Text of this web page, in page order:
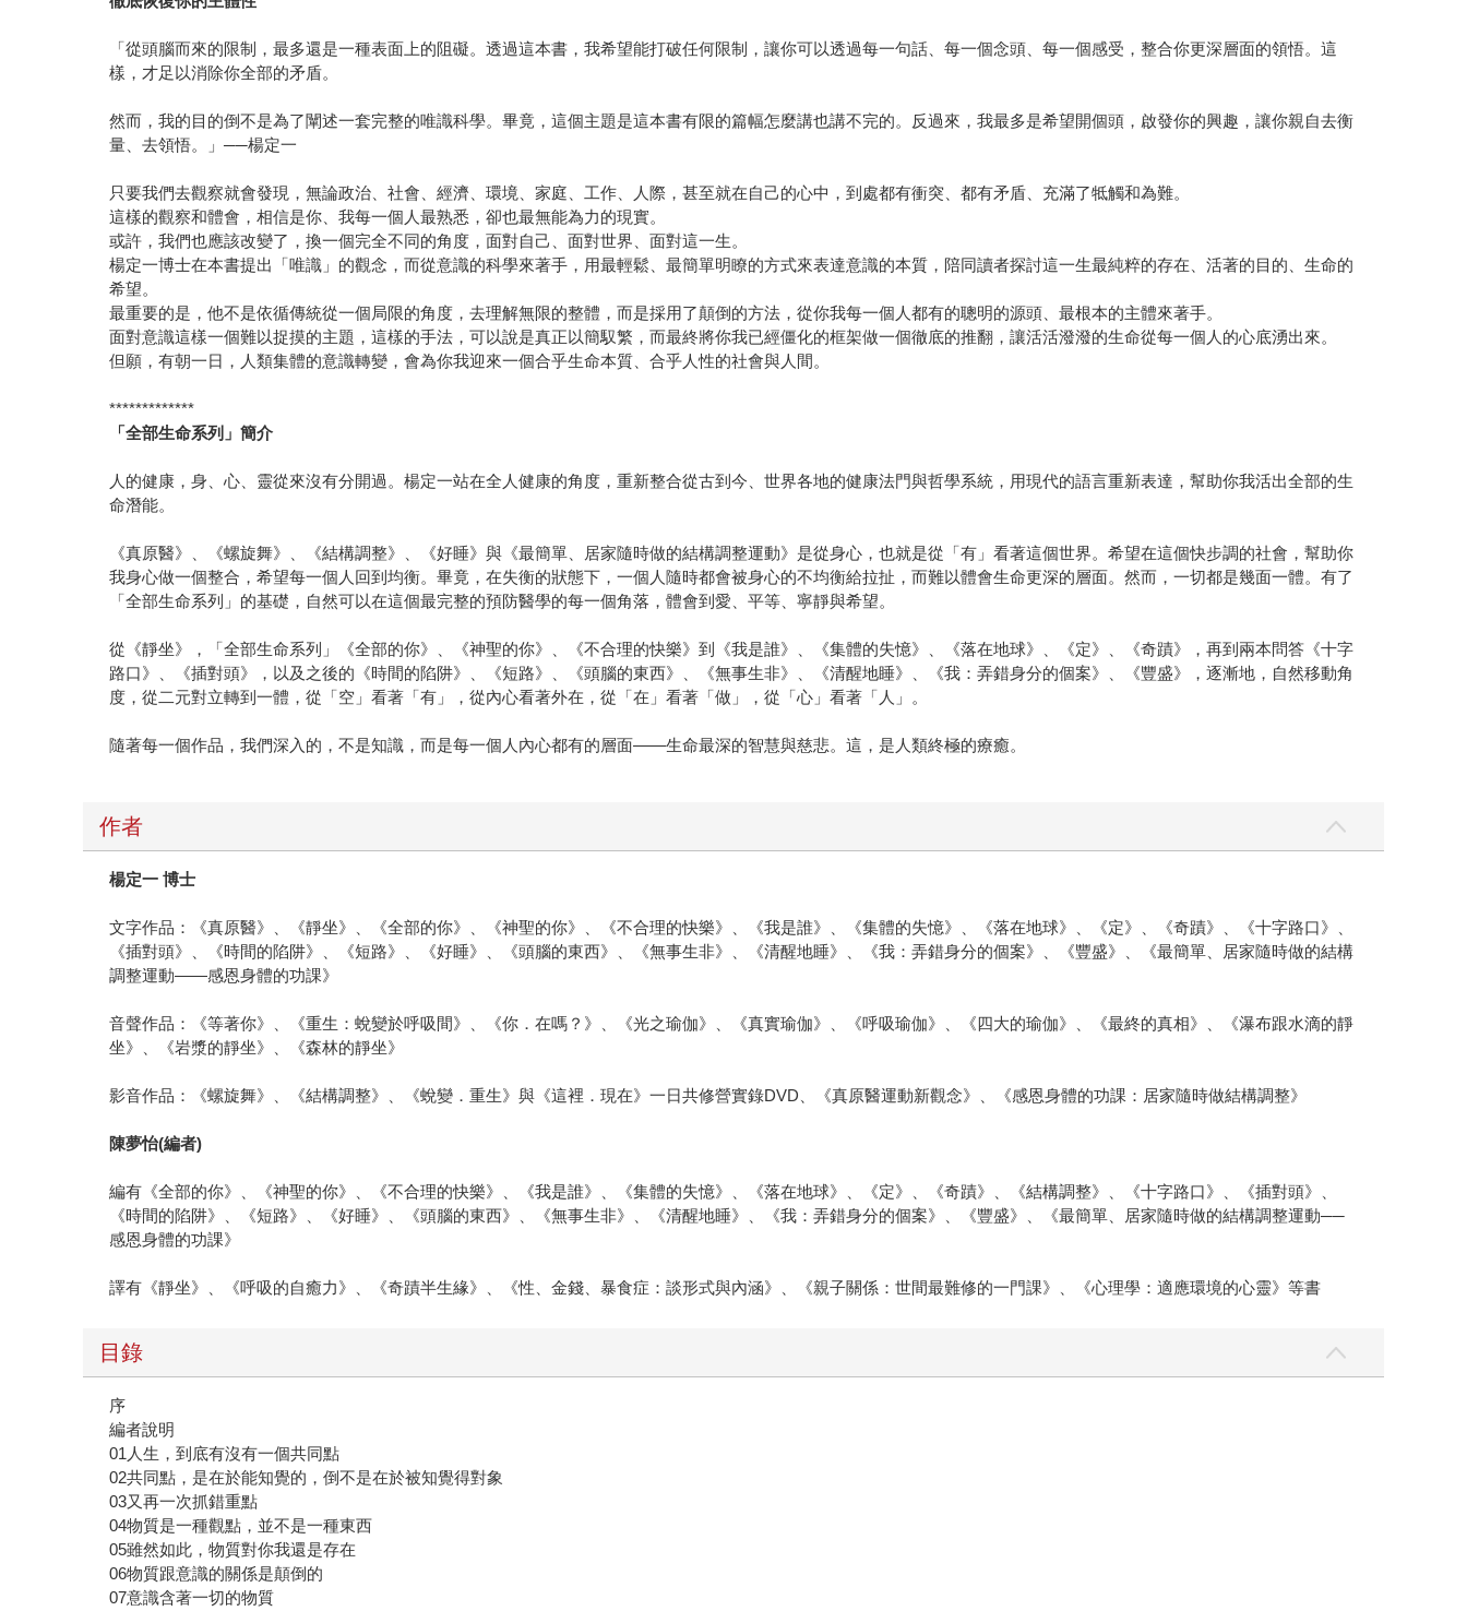
「從頭腦而來的限制，最多還是一種表面上的阻礙。透過這本書，我希望能打破任何限制，讓你可以透過每一句話、每一個念頭、每一個感受，整合你更深層面的領悟。這
樣，才足以消除你全部的矛盾。
然而，我的目的倒不是為了闡述一套完整的唯識科學。畢竟，這個主題是這本書有限的篇幅怎麼講也講不完的。反過來，我最多是希望開個頭，啟發你的興趣，讓你親自去衡
量、去領悟。」──楊定一
只要我們去觀察就會發現，無論政治、社會、經濟、環境、家庭、工作、人際，甚至就在自己的心中，到處都有衝突、都有矛盾、充滿了牴觸和為難。
這樣的觀察和體會，相信是你、我每一個人最熟悉，卻也最無能為力的現實。
或許，我們也應該改變了，換一個完全不同的角度，面對自己、面對世界、面對這一生。
楊定一博士在本書提出「唯識」的觀念，而從意識的科學來著手，用最輕鬆、最簡單明瞭的方式來表達意識的本質，陪同讀者探討這一生最純粹的存在、活著的目的、生命的
希望。
最重要的是，他不是依循傳統從一個局限的角度，去理解無限的整體，而是採用了顛倒的方法，從你我每一個人都有的聰明的源頭、最根本的主體來著手。
面對意識這樣一個難以捉摸的主題，這樣的手法，可以說是真正以簡馭繁，而最終將你我已經僵化的框架做一個徹底的推翻，讓活活潑潑的生命從每一個人的心底湧出來。
但願，有朝一日，人類集體的意識轉變，會為你我迎來一個合乎生命本質、合乎人性的社會與人間。
*************
「全部生命系列」簡介
人的健康，身、心、靈從來沒有分開過。楊定一站在全人健康的角度，重新整合從古到今、世界各地的健康法門與哲學系統，用現代的語言重新表達，幫助你我活出全部的生
命潛能。
《真原醫》、《螺旋舞》、《結構調整》、《好睡》與《最簡單、居家隨時做的結構調整運動》是從身心，也就是從「有」看著這個世界。希望在這個快步調的社會，幫助你
我身心做一個整合，希望每一個人回到均衡。畢竟，在失衡的狀態下，一個人隨時都會被身心的不均衡給拉扯，而難以體會生命更深的層面。然而，一切都是幾面一體。有了
「全部生命系列」的基礎，自然可以在這個最完整的預防醫學的每一個角落，體會到愛、平等、寧靜與希望。
從《靜坐》，「全部生命系列」《全部的你》、《神聖的你》、《不合理的快樂》到《我是誰》、《集體的失憶》、《落在地球》、《定》、《奇蹟》，再到兩本問答《十字
路口》、《插對頭》，以及之後的《時間的陷阱》、《短路》、《頭腦的東西》、《無事生非》、《清醒地睡》、《我：弄錯身分的個案》、《豐盛》，逐漸地，自然移動角
度，從二元對立轉到一體，從「空」看著「有」，從內心看著外在，從「在」看著「做」，從「心」看著「人」。
隨著每一個作品，我們深入的，不是知識，而是每一個人內心都有的層面——生命最深的智慧與慈悲。這，是人類終極的療癒。
作者
楊定一 博士
文字作品：《真原醫》、《靜坐》、《全部的你》、《神聖的你》、《不合理的快樂》、《我是誰》、《集體的失憶》、《落在地球》、《定》、《奇蹟》、《十字路口》、
《插對頭》、《時間的陷阱》、《短路》、《好睡》、《頭腦的東西》、《無事生非》、《清醒地睡》、《我：弄錯身分的個案》、《豐盛》、《最簡單、居家隨時做的結構
調整運動——感恩身體的功課》
音聲作品：《等著你》、《重生：蛻變於呼吸間》、《你．在嗎？》、《光之瑜伽》、《真實瑜伽》、《呼吸瑜伽》、《四大的瑜伽》、《最終的真相》、《瀑布跟水滴的靜
坐》、《岩漿的靜坐》、《森林的靜坐》
影音作品：《螺旋舞》、《結構調整》、《蛻變．重生》與《這裡．現在》一日共修營實錄DVD、《真原醫運動新觀念》、《感恩身體的功課：居家隨時做結構調整》
陳夢怡(編者)
編有《全部的你》、《神聖的你》、《不合理的快樂》、《我是誰》、《集體的失憶》、《落在地球》、《定》、《奇蹟》、《結構調整》、《十字路口》、《插對頭》、
《時間的陷阱》、《短路》、《好睡》、《頭腦的東西》、《無事生非》、《清醒地睡》、《我：弄錯身分的個案》、《豐盛》、《最簡單、居家隨時做的結構調整運動──
感恩身體的功課》
譯有《靜坐》、《呼吸的自癒力》、《奇蹟半生緣》、《性、金錢、暴食症：談形式與內涵》、《親子關係：世間最難修的一門課》、《心理學：適應環境的心靈》等書
目錄
序
編者說明
01人生，到底有沒有一個共同點
02共同點，是在於能知覺的，倒不是在於被知覺得對象
03又再一次抓錯重點
04物質是一種觀點，並不是一種東西
05雖然如此，物質對你我還是存在
06物質跟意識的關係是顛倒的
07意識含著一切的物質